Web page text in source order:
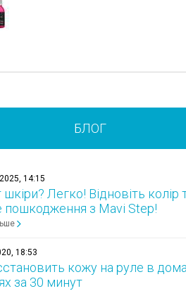
БЛОГ
14:15
Легко! Відновіть колір
пошкодження з Mavi Step!
18:53
кожу на руле в
за 30 минут